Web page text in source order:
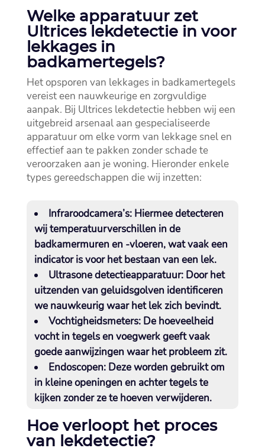
Welke apparatuur zet
Ultrices lekdetectie in voor
lekkages in
badkamertegels?
Het opsporen van lekkages in badkamertegels
vereist een nauwkeurige en zorgvuldige
aanpak.​ Bij Ultrices lekdetectie hebben wij een
uitgebreid arsenaal aan gespecialiseerde
apparatuur om elke vorm van lekkage snel en
effectief aan te pakken zonder schade te
veroorzaken aan je woning.​ Hieronder enkele
types gereedschappen die wij inzetten:
Infraroodcamera’s:Hiermee detecteren
wij temperatuurverschillen in de
badkamermuren en -vloeren, wat vaak een
indicator is voor het bestaan van een lek.​
Ultrasone detectieapparatuur:Door het
uitzenden van geluidsgolven identificeren
we nauwkeurig waar het lek zich bevindt.​
Vochtigheidsmeters:De hoeveelheid
vocht in tegels en voegwerk geeft vaak
goede aanwijzingen waar het probleem zit.​
Endoscopen:Deze worden gebruikt om
in kleine openingen en achter tegels te
kijken zonder ze te hoeven verwijderen.​
Hoe verloopt het proces
van lekdetectie?